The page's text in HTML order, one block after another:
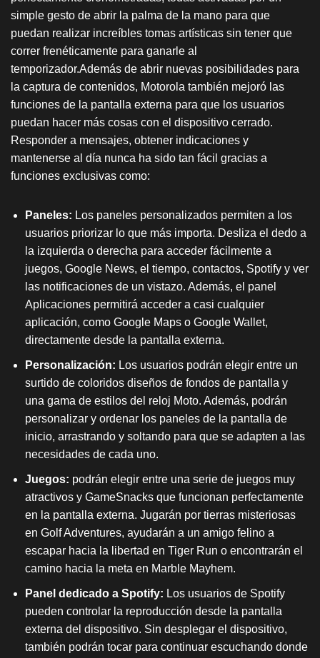
simple gesto de abrir la palma de la mano para que
puedan realizar increíbles tomas artísticas sin tener que
correr frenéticamente para ganarle al
temporizador.Además de abrir nuevas posibilidades para
la captura de contenidos, Motorola también mejoró las
funciones de la pantalla externa para que los usuarios
puedan hacer más cosas con el dispositivo cerrado.
Responder a mensajes, obtener indicaciones y
mantenerse al día nunca ha sido tan fácil gracias a
funciones exclusivas como:
Paneles: Los paneles personalizados permiten a los
usuarios priorizar lo que más importa. Desliza el dedo a
la izquierda o derecha para acceder fácilmente a
juegos, Google News, el tiempo, contactos, Spotify y ver
las notificaciones de un vistazo. Además, el panel
Aplicaciones permitirá acceder a casi cualquier
aplicación, como Google Maps o Google Wallet,
directamente desde la pantalla externa.
Personalización: Los usuarios podrán elegir entre un
surtido de coloridos diseños de fondos de pantalla y
una gama de estilos del reloj Moto. Además, podrán
personalizar y ordenar los paneles de la pantalla de
inicio, arrastrando y soltando para que se adapten a las
necesidades de cada uno.
Juegos: podrán elegir entre una serie de juegos muy
atractivos y GameSnacks que funcionan perfectamente
en la pantalla externa. Jugarán por tierras misteriosas
en Golf Adventures, ayudarán a un amigo felino a
escapar hacia la libertad en Tiger Run o encontrarán el
camino hacia la meta en Marble Mayhem.
Panel dedicado a Spotify: Los usuarios de Spotify
pueden controlar la reproducción desde la pantalla
externa del dispositivo. Sin desplegar el dispositivo,
también podrán tocar para continuar escuchando donde